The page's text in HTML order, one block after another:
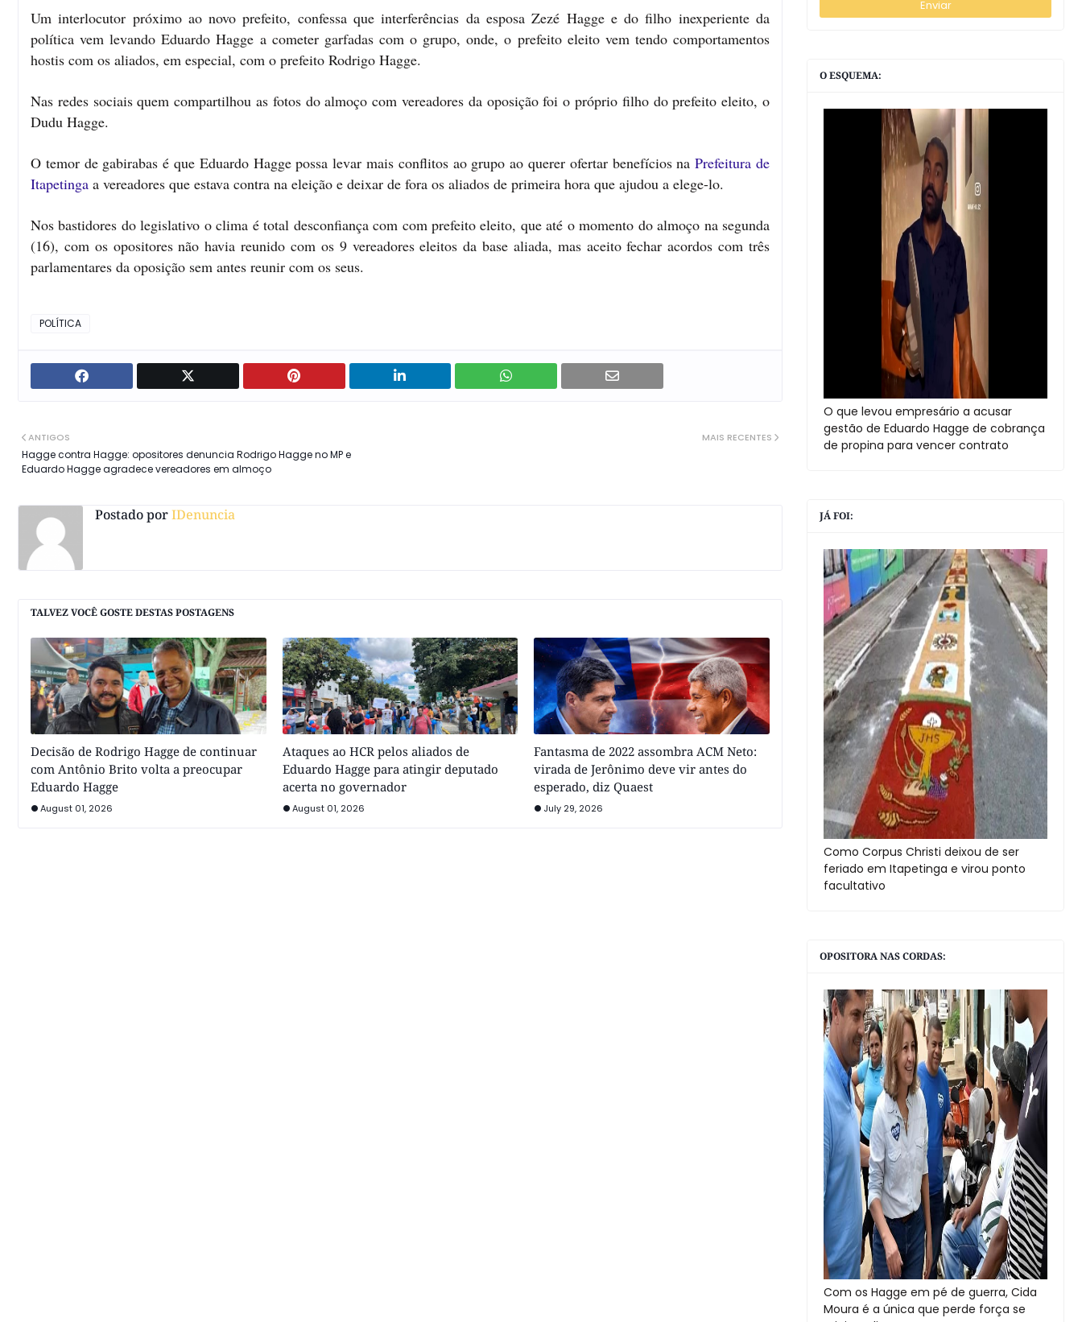
Um interlocutor próximo ao novo prefeito, confessa que interferências da esposa Zezé Hagge e do filho inexperiente da
política vem levando Eduardo Hagge a cometer garfadas com o grupo, onde, o prefeito eleito vem tendo comportamentos
hostis com os aliados, em especial, com o prefeito Rodrigo Hagge.
Nas redes sociais quem compartilhou as fotos do almoço com vereadores da oposição foi o próprio filho do prefeito eleito, o
Dudu Hagge.
O temor de gabirabas é que Eduardo Hagge possa levar mais conflitos ao grupo ao querer ofertar benefícios naPrefeitura de
Itapetinga a vereadores que estava contra na eleição e deixar de fora os aliados de primeira hora que ajudou a elege-lo.
Nos bastidores do legislativo o clima é total desconfiança com com prefeito eleito, que até o momento do almoço na segunda
(16), com os opositores não havia reunido com os 9 vereadores eleitos da base aliada, mas aceito fechar acordos com três
parlamentares da oposição sem antes reunir com os seus.
POLÍTICA
MAIS RECENTES
ANTIGOS
Hagge contra Hagge: opositores denuncia Rodrigo Hagge no MP e
Eduardo Hagge agradece vereadores em almoço
Postado porIDenuncia
TALVEZ VOCÊ GOSTE DESTAS POSTAGENS
Decisão de Rodrigo Hagge de continuar
com Antônio Brito volta a preocupar
Eduardo Hagge
August 01, 2026
Ataques ao HCR pelos aliados de
Eduardo Hagge para atingir deputado
acerta no governador
August 01, 2026
Fantasma de 2022 assombra ACM Neto:
virada de Jerônimo deve vir antes do
esperado, diz Quaest
July 29, 2026
O ESQUEMA:
O que levou empresário a acusar
gestão de Eduardo Hagge de cobrança
de propina para vencer contrato
JÁ FOI:
Como Corpus Christi deixou de ser
feriado em Itapetinga e virou ponto
facultativo
OPOSITORA NAS CORDAS:
Com os Hagge em pé de guerra, Cida
Moura é a única que perde força se